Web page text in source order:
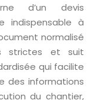
d’un devis
indispensable à
normalisé
strictes et suit
qui facilite
des informations
du chantier,